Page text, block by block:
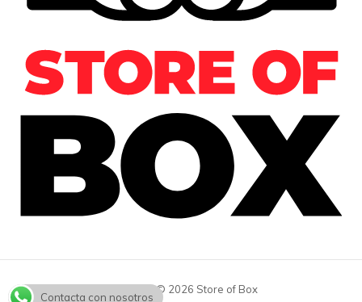
Copyright © 2026 Store of Box
Contacta con nosotros